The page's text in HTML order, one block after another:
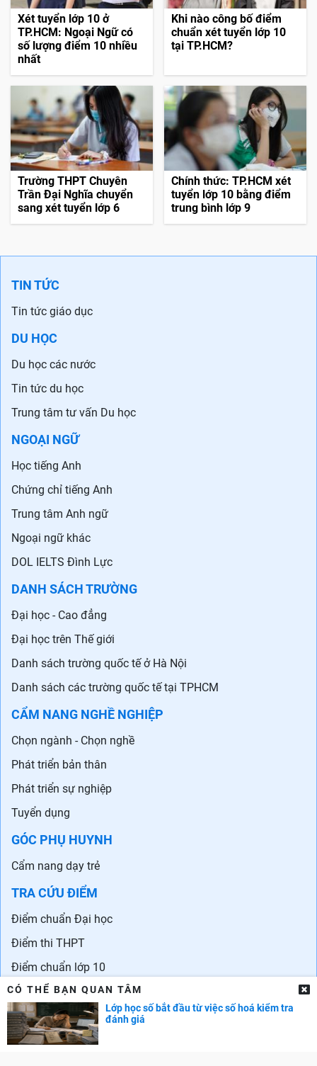
Xét tuyển lớp 10 ở
TP.HCM: Ngoại Ngữ có
số lượng điểm 10 nhiều
nhất
Khi nào công bố điểm
chuẩn xét tuyển lớp 10
tại TP.HCM?
Trường THPT Chuyên
Trần Đại Nghĩa chuyển
sang xét tuyển lớp 6
Chính thức: TP.HCM xét
tuyển lớp 10 bằng điểm
trung bình lớp 9
TIN TỨC
Tin tức giáo dục
DU HỌC
Du học các nước
Tin tức du học
Trung tâm tư vấn Du học
NGOẠI NGỮ
Học tiếng Anh
Chứng chỉ tiếng Anh
Trung tâm Anh ngữ
Ngoại ngữ khác
DOL IELTS Đình Lực
DANH SÁCH TRƯỜNG
Đại học - Cao đẳng
Đại học trên Thế giới
Danh sách trường quốc tế ở Hà Nội
Danh sách các trường quốc tế tại TPHCM
CẨM NANG NGHỀ NGHIỆP
Chọn ngành - Chọn nghề
Phát triển bản thân
Phát triển sự nghiệp
Tuyển dụng
GÓC PHỤ HUYNH
Cẩm nang dạy trẻ
TRA CỨU ĐIỂM
Điểm chuẩn Đại học
Điểm thi THPT
Điểm chuẩn lớp 10
CÓ THỂ BẠN QUAN TÂM
Lớp học số bắt đầu từ việc số hoá kiểm tra
đánh giá